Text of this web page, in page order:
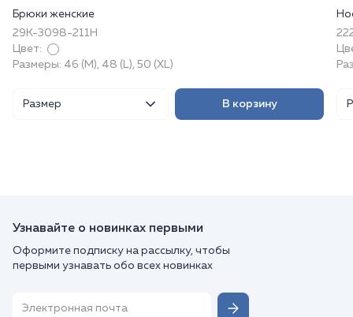
Брюки женские
29К-3098-211Н
Цвет:
Размеры: 46 (M), 48 (L), 50 (XL)
Размер В корзину
Узнавайте о новинках первыми
Оформите подписку на рассылку, чтобы
первыми узнавать обо всех новинках